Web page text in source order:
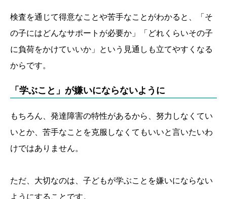
検査を通じて得意なことや苦手なことがわかると、「そ
の子にはどんなサポートが必要か」「どれくらいその子
に負荷をかけていいか」という見通しも立てやすくなる
からです。
「学ぶこと」が嫌いにならないように
もちろん、発達障害の特性があるから、努力しなくてい
いとか、苦手なことを克服しなくてもいいと言いたいわ
けではありません。
ただ、大切なのは、子どもが学ぶことを嫌いにならない
ようにすることです。